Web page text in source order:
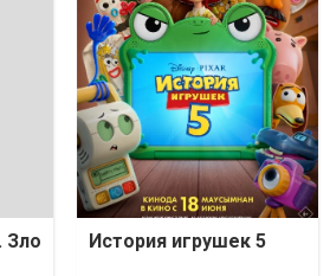
Зло
История игрушек 5